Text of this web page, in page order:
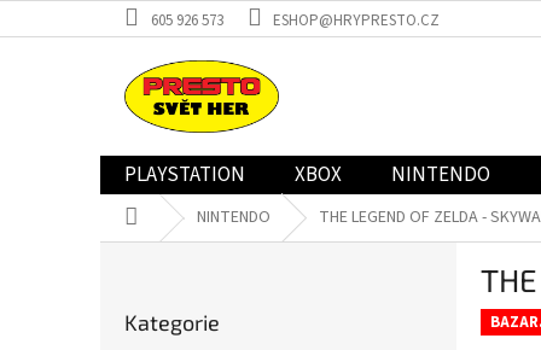
na
605 926 573 ESHOP@HRYPRESTO.CZ
PLAYSTATION XBOX NINTENDO
Domů NINTENDO THE LEGEND OF ZELDA -
kategorie
Kategorie BAZAR.